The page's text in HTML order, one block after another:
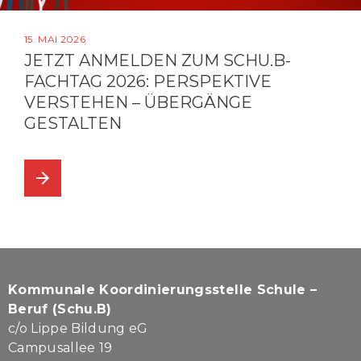
15. MAI 2026
JETZT ANMELDEN ZUM SCHU.B-
FACHTAG 2026: PERSPEKTIVE
VERSTEHEN – ÜBERGÄNGE
GESTALTEN
arrow_forward
Kommunale Koordinierungsstelle Schule –
Beruf (Schu.B)
c/o Lippe Bildung eG
Campusallee 19